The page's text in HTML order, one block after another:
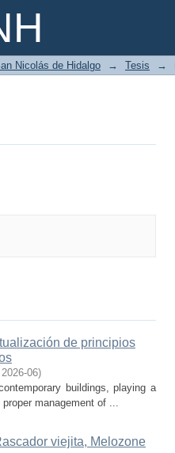
Nicolás de Hidalgo → Tesis →
de principios
2026-06)
buildings, playing a
management of ...
viejita, Melozone